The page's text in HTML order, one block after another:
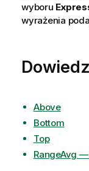
wyboru
wyrażenia
Above
Bottom
Top
RangeAvg